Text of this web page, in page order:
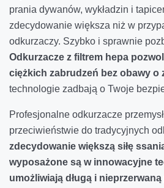
prania dywanów, wykładzin i
zdecydowanie większa niż w
odkurzaczy. Szybko i sprawnie
Odkurzacze z filtrem hepa
ciężkich zabrudzeń bez obawy o
technologie zadbają o Twoje
Profesjonalne odkurzacze
przeciwieństwie do tradycyjnych
zdecydowanie większą siłę
wyposażone są w innowacyjne
umożliwiają długą i